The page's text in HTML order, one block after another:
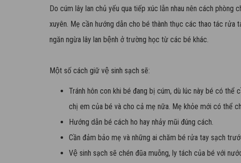
Do cúm lây lan chủ yếu qua tiếp xúc lẫn nhau nên cách
xuyên. Mẹ cần hướng dẫn cho bé thành thục các thao tác rửa
ngăn ngừa lây lan bệnh ở trường học từ các bé khác.
Một số cách giữ vệ sinh sạch sẽ:
Tránh hôn con khi bé đang bị cúm, dù lúc này bé có
chị em của bé và cho cả mẹ nữa. Mẹ khỏe mới có thể
Hướng dẫn bé cách ho hay nhảy mũi đúng cách.
Cần đảm bảo mẹ và những ai chăm bé rửa tay sạch
Vệ sinh sạch sẽ chén đũa muỗng, ly tách của bé với